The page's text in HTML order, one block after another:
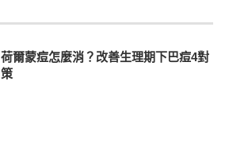
荷爾蒙痘怎麼消？改善生理期下巴痘4對
策